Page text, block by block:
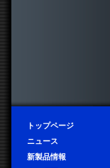
トップページ
ニュース
新製品情報